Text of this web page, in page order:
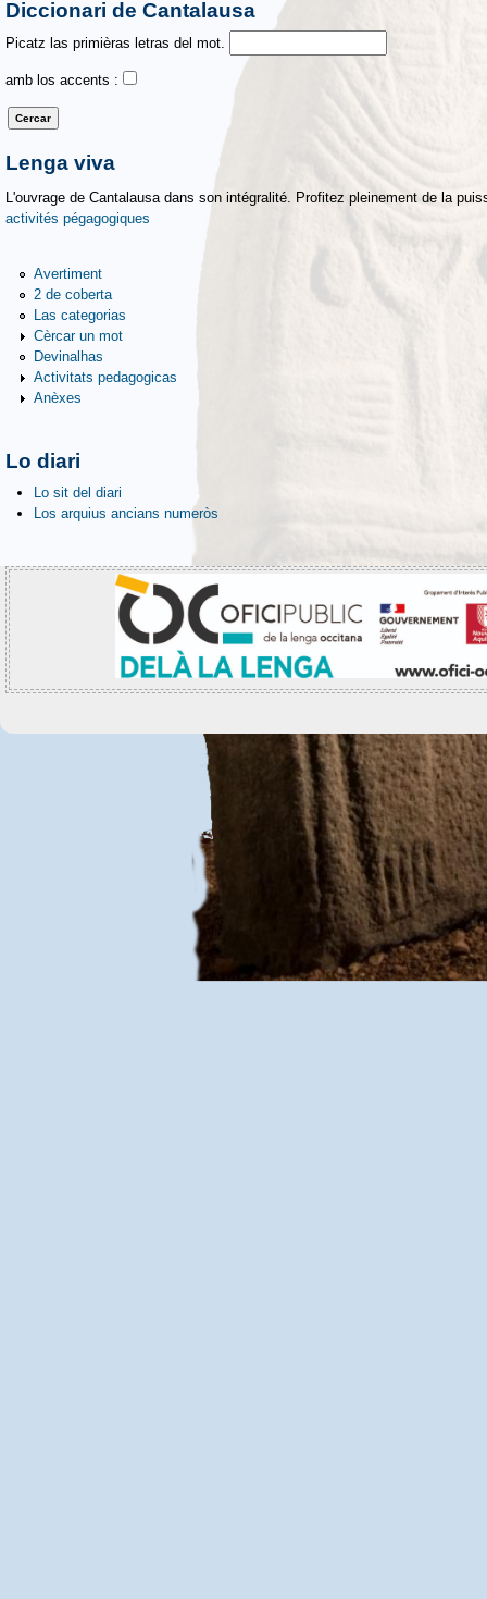
Diccionari de Cantalausa
Picatz las primièras letras del mot.
amb los accents :
Lenga viva
L'ouvrage de Cantalausa dans son intégralité. Profitez pleinement de la
activités pégagogiques
Avertiment
2 de coberta
Las categorias
Cèrcar un mot
Devinalhas
Activitats pedagogicas
Anèxes
Lo diari
Lo sit del diari
Los arquius ancians numeròs